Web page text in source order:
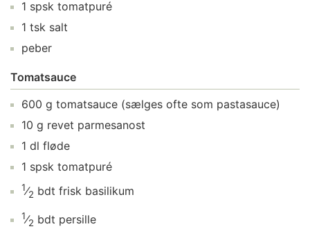
1 spsk tomatpuré
1 tsk salt
peber
Tomatsauce
600 g tomatsauce (sælges ofte som pastasauce)
10 g revet parmesanost
1 dl fløde
1 spsk tomatpuré
1⁄2 bdt frisk basilikum
1⁄2 bdt persille